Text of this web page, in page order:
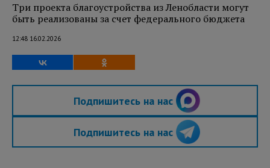
Три проекта благоустройства из Ленобласти могут
быть реализованы за счет федерального бюджета
12:48 16.02.2026
Подпишитесь на нас
Подпишитесь на нас